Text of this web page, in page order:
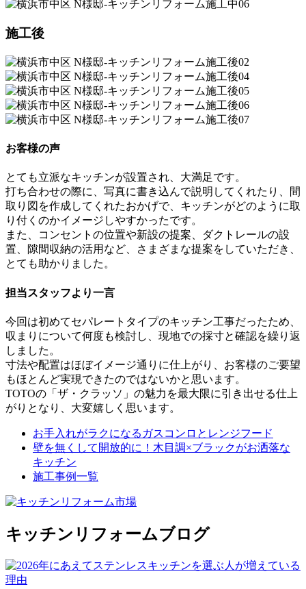
施工後
お客様の声
とても立派なキッチンが設置され、大満足です。
打ち合わせの際に、写真に書き込んで説明してくれたり、間
取り図を作成してくれたおかげで、キッチンがどのように取
り付くのかイメージしやすかったです。
また、コンセントの位置や新設の提案、ダクトレールの設
置、隙間収納の活用など、さまざまな提案をしていただき、
とても助かりました。
担当スタッフより一言
今回は初めてセパレートタイプのキッチン工事だったため、
収まりについて何度も検討し、現地での採寸と確認を繰り返
しました。
寸法や配置はほぼイメージ通りに仕上がり、お客様のご要望
もほとんど実現できたのではないかと思います。
TOTOの「ザ・クラッソ」の魅力を最大限に引き出せる仕上
がりとなり、大変嬉しく思います。
お手入れがラクになるガスコンロとレンジフード
壁を無くして開放的に！木目調×ブラックがお洒落な
キッチン
施工事例一覧
キッチンリフォームブログ